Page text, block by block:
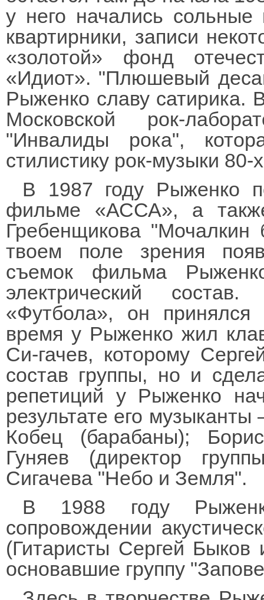
у него начались
квартирники, записи
«золотой» фонд
«Идиот». "Плюшевый
Рыженко славу сатирика.
Московской рок-
"Инвалиды рока",
стилистику рок-музыки 80-
В 1987 году Рыженко
фильме «АССА», а
Гребенщикова
твоем поле зрения
съемок фильма
электрический
«Футбола», он принялся
время у Рыженко жил
Си-гачев, которому
состав группы, но и
репетиций у Рыженко
результате его
Кобец (барабаны);
Гуняев (директор
Сигачева "Небо и Земля".
В 1988 году
сопровождении
(Гитаристы Сергей
основавшие группу